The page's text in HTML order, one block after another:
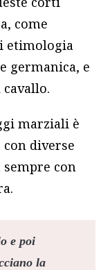
come
etimologia
germanica, e
marziali è
diverse
con
e poi
la